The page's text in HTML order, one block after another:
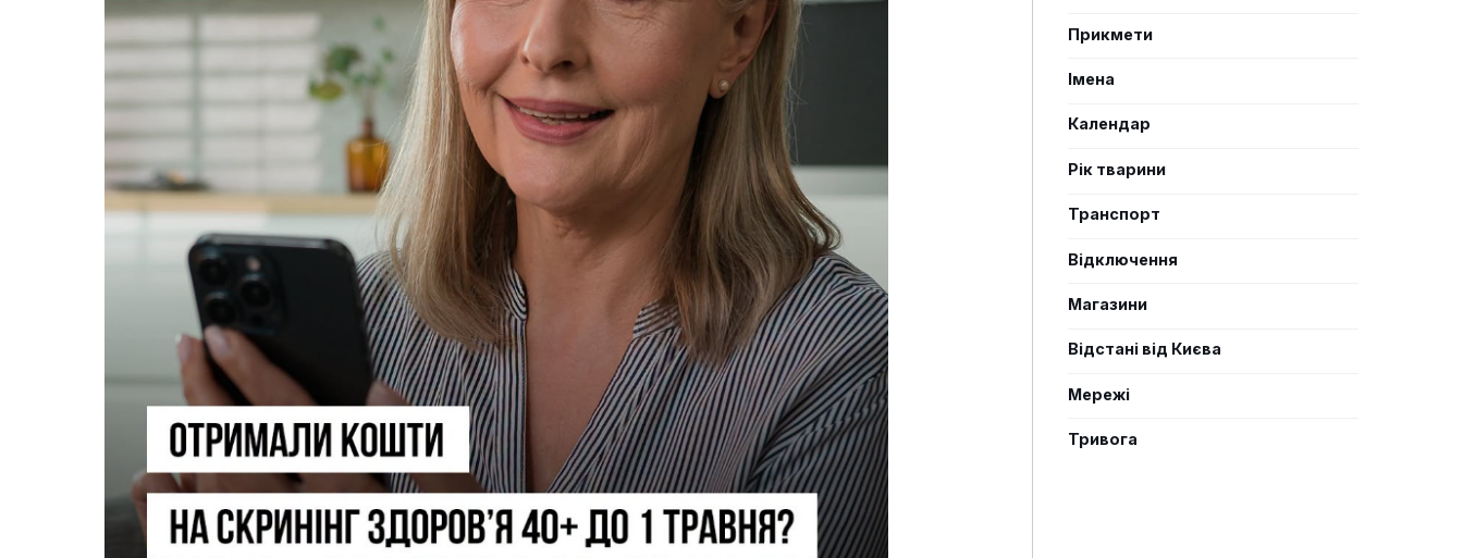
Прикмети
Імена
Календар
Рік тварини
Транспорт
Відключення
Магазини
Відстані від Києва
Мережі
Тривога